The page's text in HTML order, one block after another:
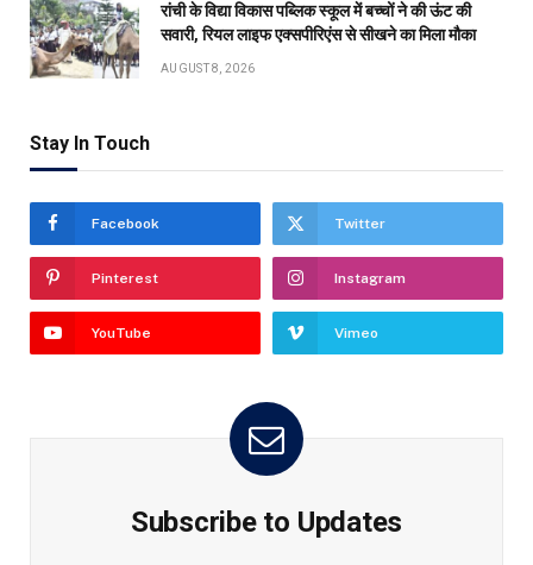
रांची के विद्या विकास पब्लिक स्कूल में बच्चों ने की ऊंट की
सवारी, रियल लाइफ एक्सपीरिएंस से सीखने का मिला मौका
AUGUST 8, 2026
Stay In Touch
Facebook Twitter
Pinterest Instagram
YouTube Vimeo
Subscribe to Updates